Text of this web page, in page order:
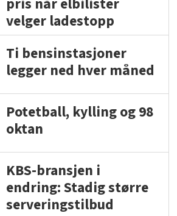
velger ladestopp
Ti bensinstasjoner
legger ned hver måned
Potetball, kylling og 98
oktan
KBS-bransjen i
endring: Stadig større
serveringstilbud